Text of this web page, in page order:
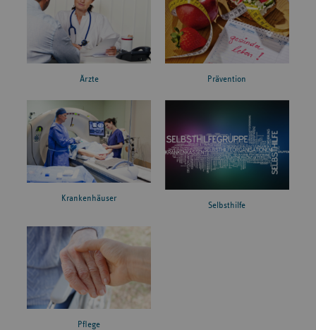
Ärzte Prävention
Krankenhäuser
Selbsthilfe
Pflege